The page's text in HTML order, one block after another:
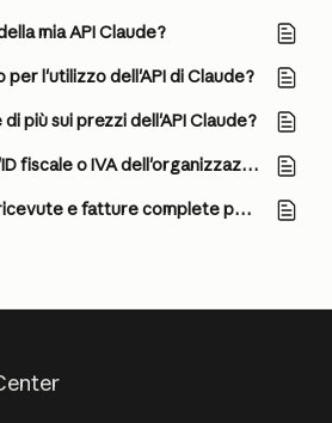
mia API Claude?
l'utilizzo dell'API di Claude?
più sui prezzi dell'API Claude?
Aggiungi o aggiorna l'ID fiscale o IVA dell'organizzazione Claude Console
Dove posso trovare ricevute e fatture complete per i miei pagamenti di Claude API e Console?